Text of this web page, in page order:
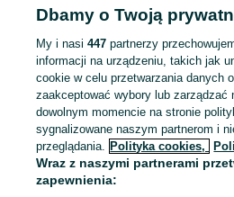
Mapa kategorii
Mapa miejscowości
Mapa ministron
Popularne wyszukiwania
Dbamy o Twoją
My i nasi447 partnerzy
informacji na urządzeniu, takich jak
cookie w celu przetwarzania danych
zaakceptować wybory lub
dowolnym momencie na stronie
sygnalizowane naszym partnerom i
przeglądania. Polityka cookies,
Wraz z naszymi partnerami
zapewnienia: